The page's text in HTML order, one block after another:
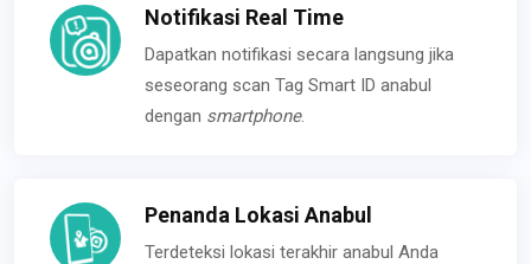
Notifikasi Real Time
Dapatkan notifikasi secara langsung jika
seseorang scan Tag Smart ID anabul
dengan smartphone.
Penanda Lokasi Anabul
Terdeteksi lokasi terakhir anabul Anda